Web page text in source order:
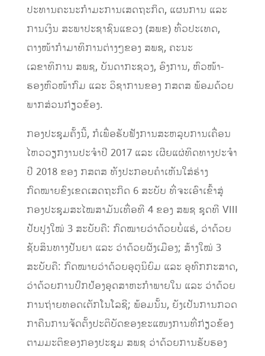
ປະທານ​ຄະນະ​ກຳມະການ​ເສດຖະກິດ, ​ແຜນການ ​ແລະ
ການ​ເງິ​ນ ສະພາ​ປະຊາຊົນ​ແຂວງ​ (ສພຂ) ທົ່ວ​ປະ​ເທດ,
ຕາງໜ້າກຳມາທິການຕ່າງໆຂອງ​ ສພຊ, ຄະນະ
ເລຂາທິການ ສພຊ,​ ບັນດາກະຊວງ, ອົງການ, ຫົວໜ້າ-
ຮອງ​ຫົວໜ້າ​ກົມ ​ແລະ ວິຊາ​ການ​ຂອງ ກສຕສ ພ້ອມດ້ວຍ
ພາກສ່ວນກ່ຽວຂ້ອງ.
​ກອງປະຊຸມຄັ້ງນີ້, ກໍເພື່ອ​ຮັບ​ຟັງ​ການ​ສະຫລຸບການ​ເຄື່ອນ​
ໄຫວ​ວຽກງານ​ປະຈຳ​ປີ 2017 ​ແລະ ​ເຜີຍ​ແຜ່​ທິດ​ທາງ​ປະຈຳ​
ປີ 2018 ຂອງ ກສຕສ ​ທັງປະ​ກອບ​ຄຳ​ເຫັນ​ໃສ່​ຮ່າງ​
ກົດໝາຍຂົງ​ເຂດ​ເສດຖະກິດ 6 ສະບັບ ທີ່​ຈະ​​ເອົາ​ເຂົ້າ​ສູ່​
ກອງ​ປະຊຸມ​ສະ​ໄໝສາມັນ​ເທື່ອ​ທີ 4 ຂອງ​ ສພຊ ຊຸດ​ທີ VIII
ປັບ​ປຸງ​ໃໝ່ 3 ສະບັບຄື: ກົດໝາຍວ່າ​ດ້ວຍ​ບໍ່​ແຮ່​, ວ່າ​ດ້ວຍ​
ຊັບ​ສິນ​ທາງ​ປັນຍາ ​ແລະ ວ່າ​ດ້ວຍ​ຜັງ​ເມືອງ; ສ້າງ​​ໃໝ່ 3
ສະບັບຄື: ກົດໝາຍວ່າ​ດ້ວຍ​ອຸຕຸນິຍົມ ​ແລະ ອຸ​ທົກ​ກະສາ​ດ,
ວ່າ​ດ້ວຍ​ການ​ປົກ​ປ້ອງ​ອຸດສາຫະກຳ​ພາຍ​ໃນ​ ​ແລະ ວ່າ​ດ້ວຍ
ການຖ່າຍ​ທອດ​ເຕັກ​ໂນ​ໂລ​ຊີ​; ​ພ້ອມ​ນັ້ນ, ຍັງ​​ເປັນ​ການກວດ
ກາ​ຄືນ​ການຈັດ​ຕັ້ງ​ປະຕິບັດ​ຂອງ​ຂະ​ແໜງ​ການ​ທີ່​ກ່ຽວຂ້ອງ​
ຕາມ​ມະຕິ​ຂອງ​ກອງ​ປະ​ຊຸມ​ ສພຊ ວ່າ​ດ້ວຍ​ການ​ຮັບຮອງ​